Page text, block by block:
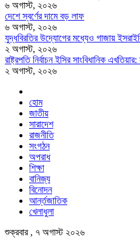
৬ অগাস্ট, ২০২৬
দেশে স্বর্ণের দামে বড় লাফ
৬ অগাস্ট, ২০২৬
যুদ্ধবিরতির উদ্যোগের মধ্যেও গাজায়
২ অগাস্ট, ২০২৬
রাষ্ট্রপতি নির্বাচন ইসির সাংবিধানিক
২ অগাস্ট, ২০২৬
হোম
জাতীয়
সারাদেশ
রাজনীতি
সংগঠন
অপরাধ
শিক্ষা
বানিজ্য
বিনোদন
আর্ন্তজাতিক
খেলাধুলা
শুক্রবার , ৭ অগাস্ট ২০২৬